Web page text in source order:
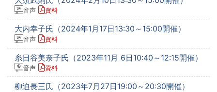
音声 資料
大内幸子氏（2024年1月17日13:30～15:00開催）
音声 資料
糸日谷美奈子氏（2023年11月 6日10:40～12:15開催）
音声 資料
柳迫長三氏（2023年7月27日19:00～20:30開催）